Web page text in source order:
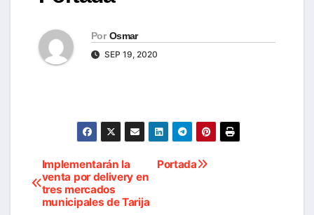
Por Osmar
SEP 19, 2020
Navegación
de
Portada
Implementarán la
venta por delivery en
tres mercados
municipales de Tarija